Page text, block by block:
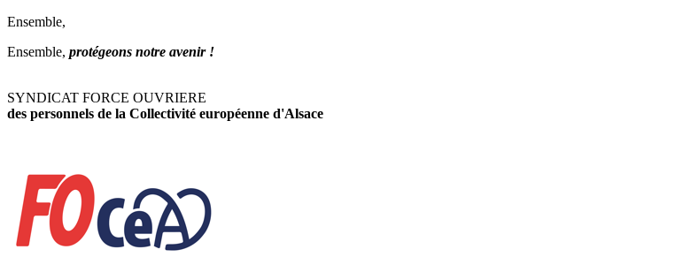
Ensemble,
Ensemble, protégeons notre avenir !
SYNDICAT FORCE OUVRIERE
des personnels de la Collectivité européenne d'Alsace